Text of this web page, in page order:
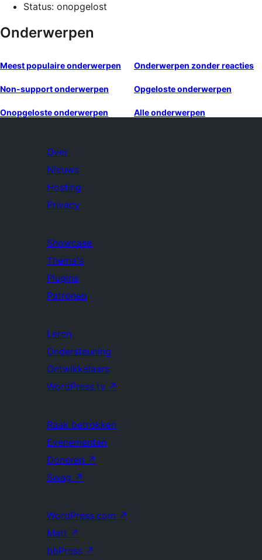
Status: onopgelost
Onderwerpen
Meest populaire onderwerpen Onderwerpen zonder reacties
Non-support onderwerpen Opgeloste onderwerpen
Onopgeloste onderwerpen Alle onderwerpen
Over
Nieuws
Hosting
Privacy
Showcase
Thema's
Plugins
Patronen
Leren
Ondersteuning
Ontwikkelaars
WordPress.tv ↗
Raak betrokken
Evenementen
Doneren ↗
Swag ↗
WordPress.com ↗
Matt ↗
bbPress ↗